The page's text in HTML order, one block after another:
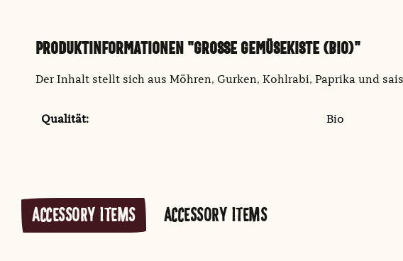
PRODUKTINFORMATIONEN "GROSSE GEMÜSEKISTE (BIO)"
Der Inhalt stellt sich aus Möhren, Gurken, Kohlrabi, Paprika und
Qualität: Bio
ACCESSORY ITEMS ACCESSORY ITEMS